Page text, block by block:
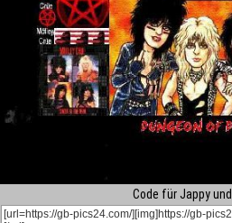
Code für Jappy und